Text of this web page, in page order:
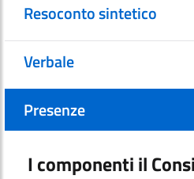
Resoconto sintetico
Verbale
Presenze
I componenti il